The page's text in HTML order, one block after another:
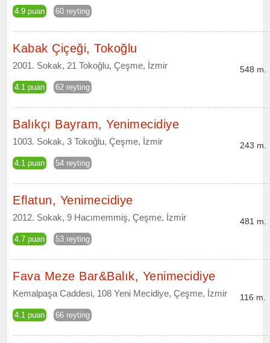
4.9 puan 60 reyting
Kabak Çiçeği, Tokoğlu
2001. Sokak, 21 Tokoğlu, Çeşme, İzmir
4.1 puan 62 reyting
548 m.
Balıkçı Bayram, Yenimecidiye
1003. Sokak, 3 Tokoğlu, Çeşme, İzmir
4.1 puan 54 reyting
243 m.
Eflatun, Yenimecidiye
2012. Sokak, 9 Hacımemmiş, Çeşme, İzmir
4.7 puan 53 reyting
481 m.
Fava Meze Bar&Balık, Yenimecidiye
Kemalpaşa Caddesi, 108 Yeni Mecidiye, Çeşme, İzmir
4.1 puan 66 reyting
116 m.